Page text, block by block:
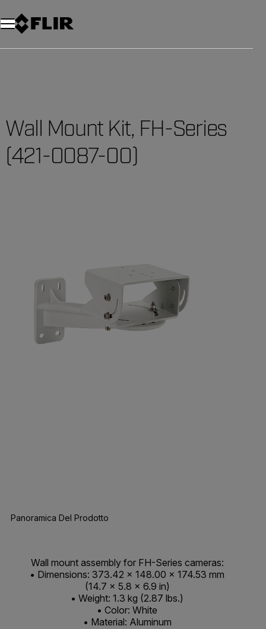
Unread messages
Modello
Rimuovi
articoli
articolo
Aggiungi al carrello
Aggiunto al carrello
Wall Mount Kit, FH-Series
(421-0087-00)
Panoramica Del Prodotto
Wall mount assembly for FH-Series cameras:
• Dimensions: 373.42 × 148.00 × 174.53 mm
(14.7 × 5.8 × 6.9 in)
• Weight: 1.3 kg (2.87 lbs.)
• Color: White
• Material: Aluminum